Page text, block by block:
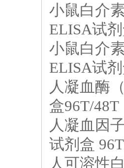
小鼠白介
ELISA试
小鼠白介
ELISA试
人凝血酶
盒96T/48T
人凝血因
试剂盒
人可溶性